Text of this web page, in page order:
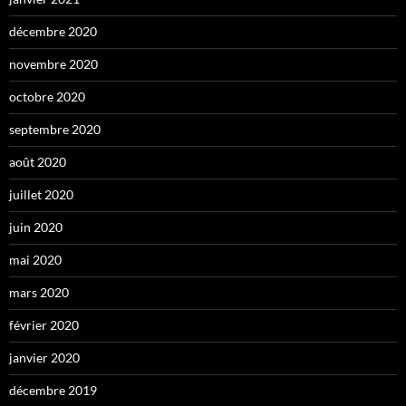
décembre 2020
novembre 2020
octobre 2020
septembre 2020
août 2020
juillet 2020
juin 2020
mai 2020
mars 2020
février 2020
janvier 2020
décembre 2019